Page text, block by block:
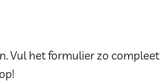
Vul het formulier zo compleet